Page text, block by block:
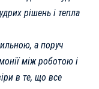
рішень і тепла
а поруч
між роботою і
в те, що все